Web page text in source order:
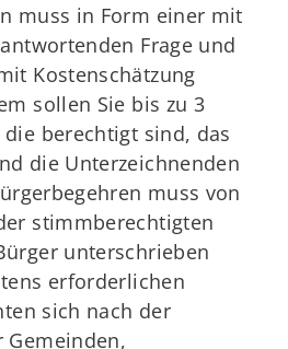
muss in Form einer mit
Frage und
Kostenschätzung
sollen Sie bis zu 3
berechtigt sind, das
die Unterzeichnenden
muss von
stimmberechtigten
unterschrieben
erforderlichen
sich nach der
Gemeinden,